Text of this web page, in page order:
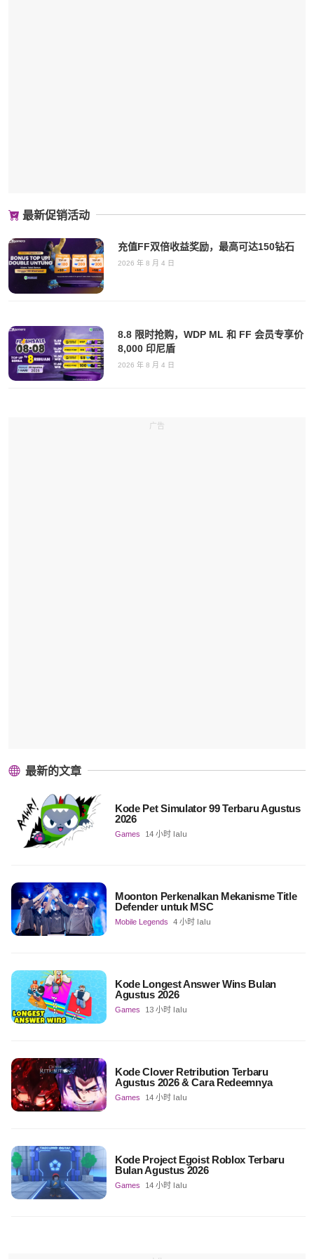
最新促销活动
充值FF双倍收益奖励，最高可达150钻石
2026 年 8 月 4 日
8.8 限时抢购，WDP ML 和 FF 会员专享价
8,000 印尼盾
2026 年 8 月 4 日
广告
最新的文章
Kode Pet Simulator 99 Terbaru Agustus
2026
Games 14 小时 lalu
Moonton Perkenalkan Mekanisme Title
Defender untuk MSC
Mobile Legends 4 小时 lalu
Kode Longest Answer Wins Bulan
Agustus 2026
Games 13 小时 lalu
Kode Clover Retribution Terbaru
Agustus 2026 & Cara Redeemnya
Games 14 小时 lalu
Kode Project Egoist Roblox Terbaru
Bulan Agustus 2026
Games 14 小时 lalu